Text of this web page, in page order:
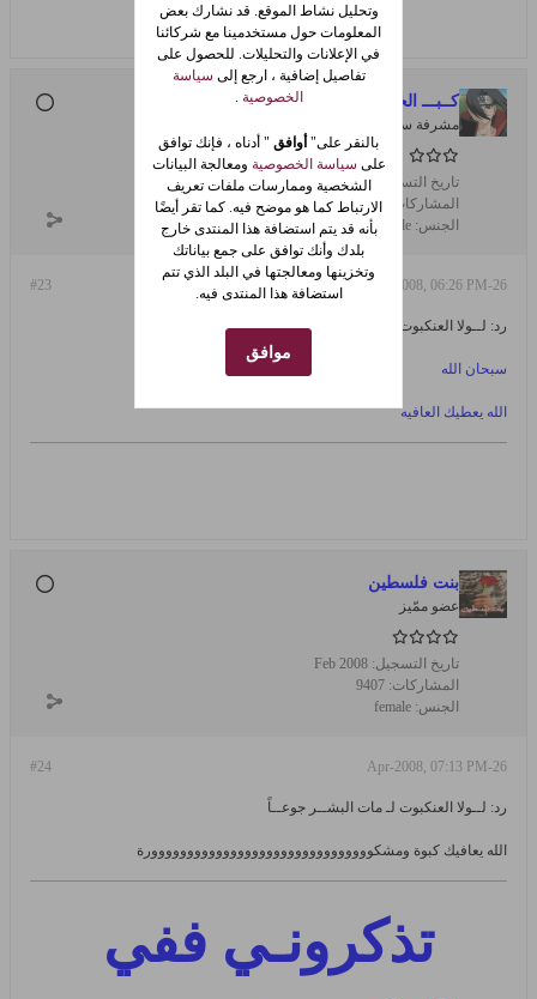
كــبـــ الخيال ــــوة
مشرفة سابقة
تاريخ التسجيل:
Apr 2005
المشاركات:
4829
الجنس: female
#23 26-Apr-2008, 06:26 PM
رد: لــولا العنكبوت لـ مات البشــر جوعــاً
سبحان الله
الله يعطيك العافيه
بنت فلسطين
عضو ممّيز
تاريخ التسجيل: Feb 2008
المشاركات: 9407
الجنس: female
#24 26-Apr-2008, 07:13 PM
رد: لــولا العنكبوت لـ مات البشــر جوعــاً
الله يعافيك كبوة ومشكووووووووووووووووووووووووووووووورة
تذكرونـي ففي
وتحليل نشاط الموقع. قد نشارك بعض
المعلومات حول مستخدمينا مع شركائنا
في الإعلانات والتحليلات. للحصول على
تفاصيل إضافية ، ارجع إلى سياسة
الخصوصية .
بالنقر على" أوافق " أدناه ، فإنك توافق
على سياسة الخصوصية ومعالجة البيانات
الشخصية وممارسات ملفات تعريف
الارتباط كما هو موضح فيه. كما تقر أيضًا
بأنه قد يتم استضافة هذا المنتدى خارج
بلدك وأنك توافق على جمع بياناتك
وتخزينها ومعالجتها في البلد الذي تتم
استضافة هذا المنتدى فيه.
موافق